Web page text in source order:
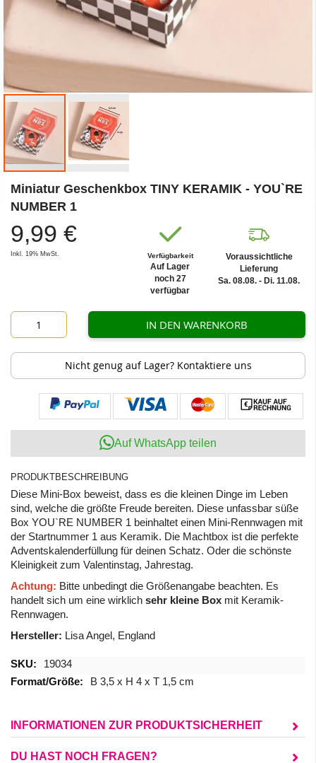
Anfang
der
springen
Miniatur Geschenkbox TINY KERAMIK - YOU`RE
NUMBER 1
9,99 €
Inkl. 19% MwSt. Verfügbarkeit
Auf Lager
noch 27
verfügbar
Voraussichtliche
Lieferung
Sa. 08.08. - Di. 11.08.
IN DEN WARENKORB
Nicht genug auf Lager? Kontaktiere uns
Auf WhatsApp teilen
PRODUKTBESCHREIBUNG
Diese Mini-Box beweist, dass es die kleinen Dinge im Leben
sind, welche die größte Freude bereiten. Diese unfassbar süße
Box YOU`RE NUMBER 1 beinhaltet einen Mini-Rennwagen mit
der Startnummer 1 aus Keramik. Die Machtbox ist die perfekte
Adventskalenderfüllung für deinen Schatz. Oder die schönste
Kleinigkeit zum Valentinstag, Jahrestag.
Achtung: Bitte unbedingt die Größenangabe beachten. Es
handelt sich um eine wirklich sehr kleine Box mit Keramik-
Rennwagen.
Hersteller: Lisa Angel, England
Mehr
Informationen
19034
B 3,5 x H 4 x T 1,5 cm
INFORMATIONEN ZUR PRODUKTSICHERHEIT
DU HAST NOCH FRAGEN?